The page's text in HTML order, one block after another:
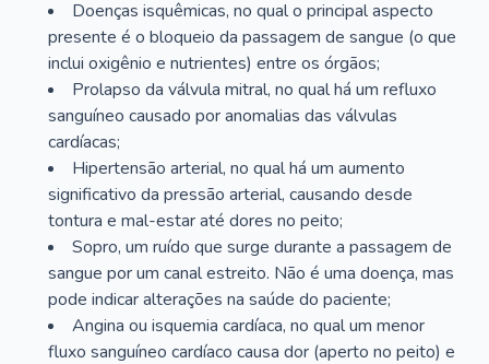
Doenças isquêmicas, no qual o principal aspecto
presente é o bloqueio da passagem de sangue (o que
inclui oxigênio e nutrientes) entre os órgãos;
Prolapso da válvula mitral, no qual há um refluxo
sanguíneo causado por anomalias das válvulas
cardíacas;
Hipertensão arterial, no qual há um aumento
significativo da pressão arterial, causando desde
tontura e mal-estar até dores no peito;
Sopro, um ruído que surge durante a passagem de
sangue por um canal estreito. Não é uma doença, mas
pode indicar alterações na saúde do paciente;
Angina ou isquemia cardíaca, no qual um menor
fluxo sanguíneo cardíaco causa dor (aperto no peito) e